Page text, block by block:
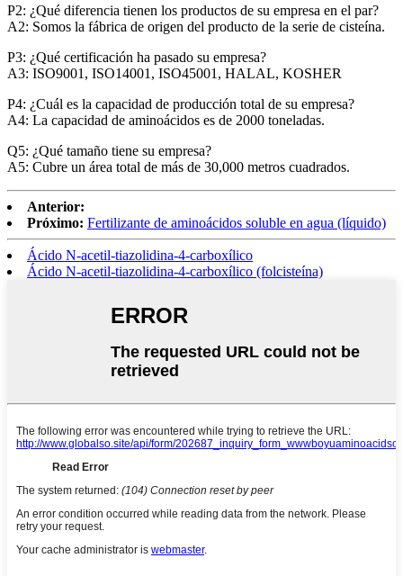
P2: ¿Qué diferencia tienen los productos de su empresa en el par?
A2: Somos la fábrica de origen del producto de la serie de cisteína.
P3: ¿Qué certificación ha pasado su empresa?
A3: ISO9001, ISO14001, ISO45001, HALAL, KOSHER
P4: ¿Cuál es la capacidad de producción total de su empresa?
A4: La capacidad de aminoácidos es de 2000 toneladas.
Q5: ¿Qué tamaño tiene su empresa?
A5: Cubre un área total de más de 30,000 metros cuadrados.
Anterior:
Próximo: Fertilizante de aminoácidos soluble en agua (líquido)
Ácido N-acetil-tiazolidina-4-carboxílico
Ácido N-acetil-tiazolidina-4-carboxílico (folcisteína)